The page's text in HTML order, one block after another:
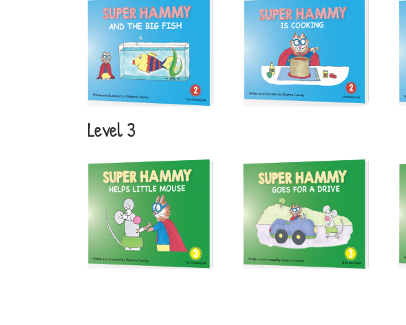
Level 3